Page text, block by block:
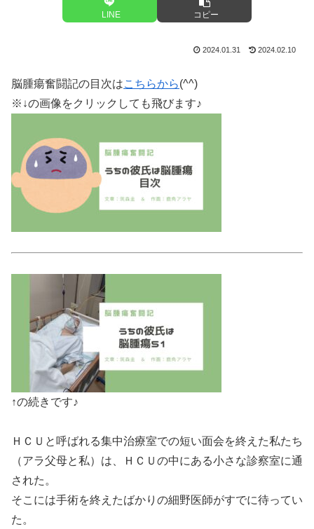
LINE コピー
2024.01.31 2024.02.10
脳腫瘍奮闘記の目次はこちらから(^^)
※↓の画像をクリックしても飛びます♪
↑の続きです♪
ＨＣＵと呼ばれる集中治療室での短い面会を終えた私たち
（アラ父母と私）は、ＨＣＵの中にある小さな診察室に通
された。
そこには手術を終えたばかりの細野医師がすでに待ってい
た。